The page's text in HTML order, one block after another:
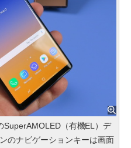
SuperAMOLED（有機EL）デ
のナビゲーションキーは画面